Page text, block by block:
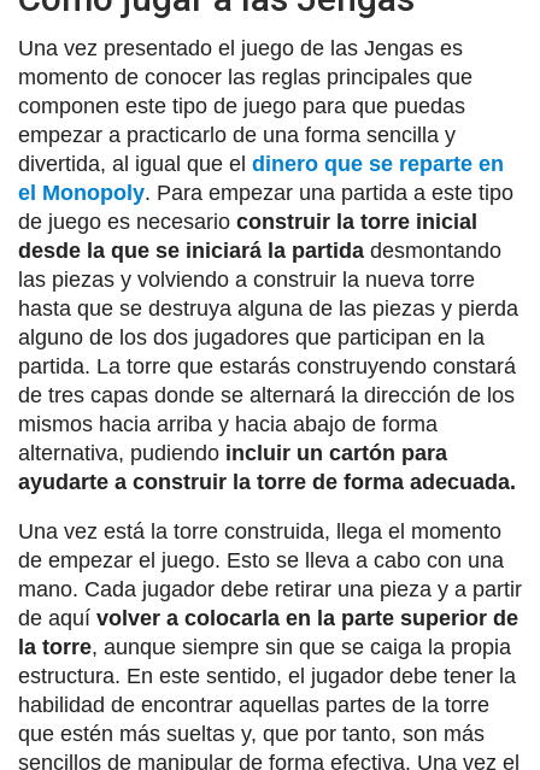
Una vez presentado el juego de las Jengas es
momento de conocer las reglas principales que
componen este tipo de juego para que puedas
empezar a practicarlo de una forma sencilla y
divertida, al igual que el dinero que se reparte en
el Monopoly. Para empezar una partida a este tipo
de juego es necesario construir la torre inicial
desde la que se iniciará la partida desmontando
las piezas y volviendo a construir la nueva torre
hasta que se destruya alguna de las piezas y pierda
alguno de los dos jugadores que participan en la
partida. La torre que estarás construyendo constará
de tres capas donde se alternará la dirección de los
mismos hacia arriba y hacia abajo de forma
alternativa, pudiendo incluir un cartón para
ayudarte a construir la torre de forma adecuada.
Una vez está la torre construida, llega el momento
de empezar el juego. Esto se lleva a cabo con una
mano. Cada jugador debe retirar una pieza y a partir
de aquí volver a colocarla en la parte superior de
la torre, aunque siempre sin que se caiga la propia
estructura. En este sentido, el jugador debe tener la
habilidad de encontrar aquellas partes de la torre
que estén más sueltas y, que por tanto, son más
sencillos de manipular de forma efectiva. Una vez el